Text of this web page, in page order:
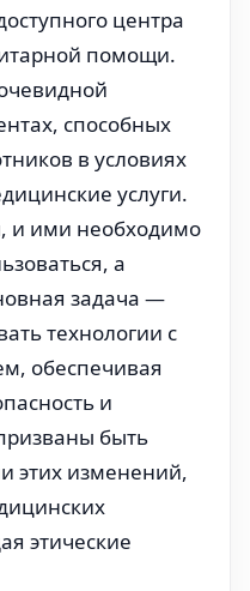
центра
помощи.
способных
в условиях
услуги.
и ими необходимо
а
задача —
технологии с
обеспечивая
и
быть
этих изменений,
этические